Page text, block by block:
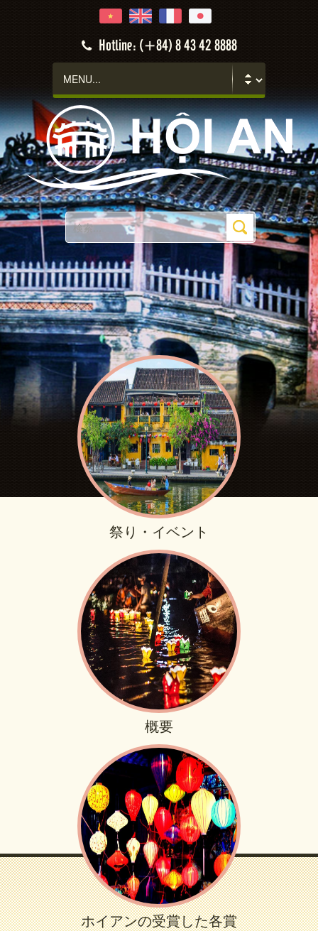
Hotline: (+84) 8 43 42 8888
祭り・イベント
概要
ホイアンの受賞した各賞